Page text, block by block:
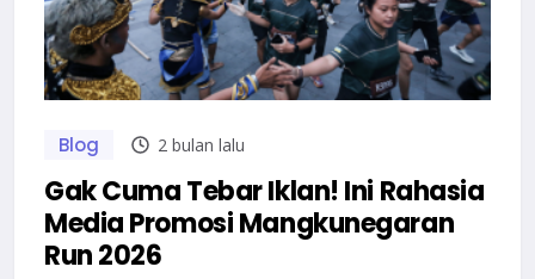
Blog 2 bulan lalu
Gak Cuma Tebar Iklan! Ini Rahasia
Media Promosi Mangkunegaran
Run 2026